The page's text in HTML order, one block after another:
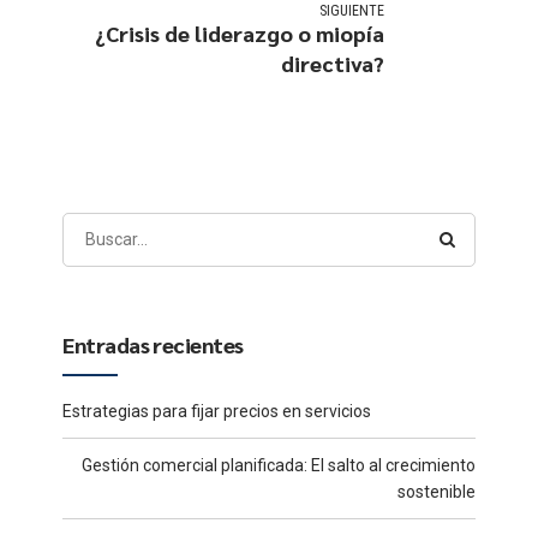
SIGUIENTE
¿Crisis de liderazgo o miopía
directiva?
Entradas recientes
Estrategias para fijar precios en servicios
Gestión comercial planificada: El salto al crecimiento
sostenible